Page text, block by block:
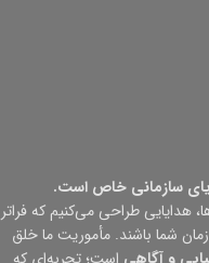
سازمانی خاص است.
هدایایی طراحی می‌کنیم که فراتر
شما باشند. مأموریت ما خلق